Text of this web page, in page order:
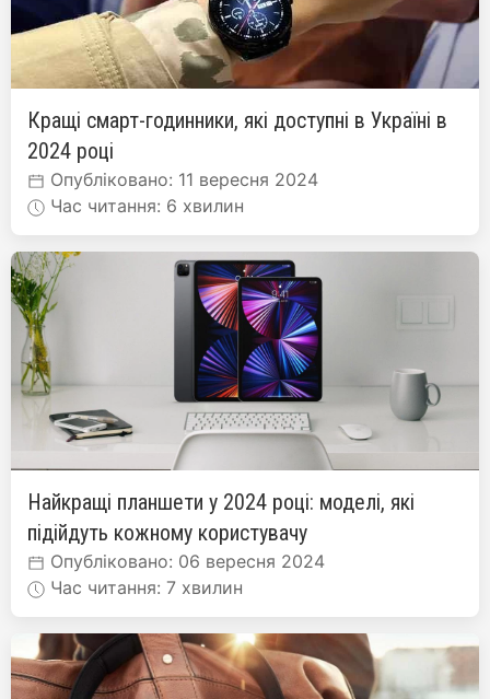
Кращі смарт-годинники, які доступні в Україні в
2024 році
Опубліковано: 11 вересня 2024
Час читання: 6 хвилин
Найкращі планшети у 2024 році: моделі, які
підійдуть кожному користувачу
Опубліковано: 06 вересня 2024
Час читання: 7 хвилин